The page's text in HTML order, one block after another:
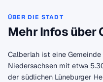
ÜBER DIE STADT
Mehr Infos über
Calberlah ist eine
Niedersachsen mit etwa
der südlichen Lüneburger